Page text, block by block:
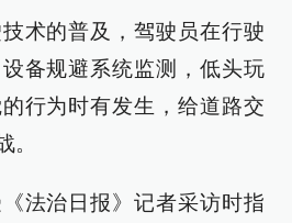
术的普及，驾驶员在行驶
备规避系统监测，低头玩
行为时有发生，给道路交
。
法治日报》记者采访时指